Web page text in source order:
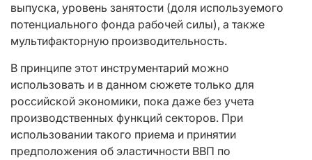
выпуска, уровень занятости (доля используемого
потенциального фонда рабочей силы), а также
мультифакторную производительность.
В принципе этот инструментарий можно
использовать и в данном сюжете только для
российской экономики, пока даже без учета
производственных функций секторов. При
использовании такого приема и принятии
предположения об эластичности ВВП по